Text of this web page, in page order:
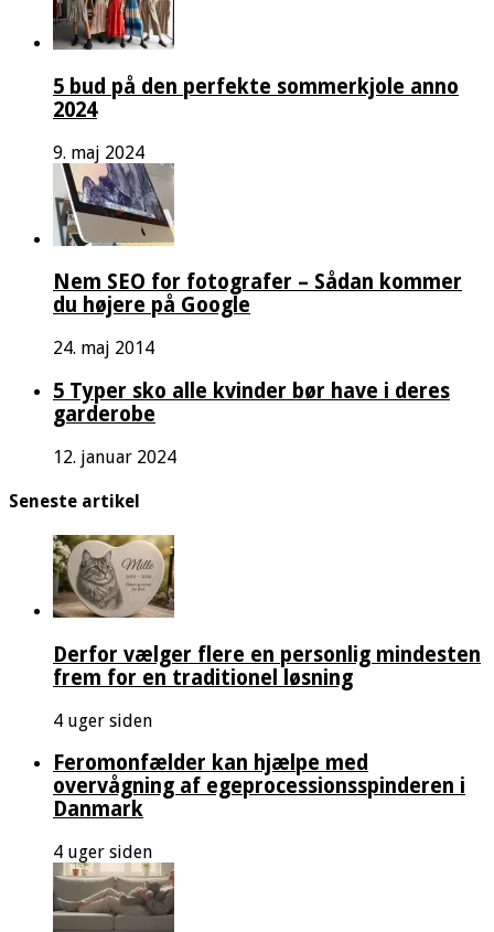
5 bud på den perfekte sommerkjole anno
2024
9. maj 2024
Nem SEO for fotografer – Sådan kommer
du højere på Google
24. maj 2014
5 Typer sko alle kvinder bør have i deres
garderobe
12. januar 2024
Seneste artikel
Derfor vælger flere en personlig mindesten
frem for en traditionel løsning
4 uger siden
Feromonfælder kan hjælpe med
overvågning af egeprocessionsspinderen i
Danmark
4 uger siden